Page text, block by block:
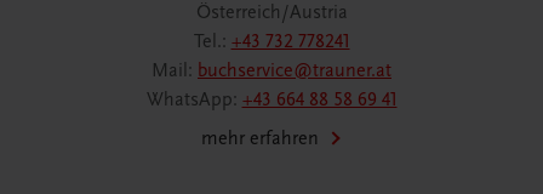
Österreich/Austria
Tel.: +43 732 778241
Mail: buchservice@trauner.at
WhatsApp: +43 664 88 58 69 41
mehr erfahren